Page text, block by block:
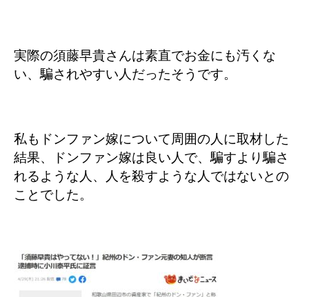
実際の須藤早貴さんは素直でお金にも汚くな
い、騙されやすい人だったそうです。
私もドンファン嫁について周囲の人に取材した
結果、ドンファン嫁は良い人で、騙すより騙さ
れるような人、人を殺すような人ではないとの
ことでした。